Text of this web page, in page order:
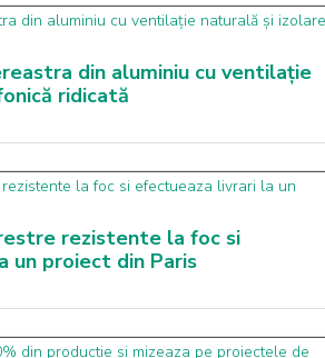
din aluminiu cu ventilație
ridicată
rezistente la foc si
un proiect din Paris